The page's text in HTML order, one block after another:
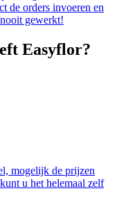
de orders invoeren en
gewerkt!
Easyflor?
mogelijk de prijzen
u het helemaal zelf